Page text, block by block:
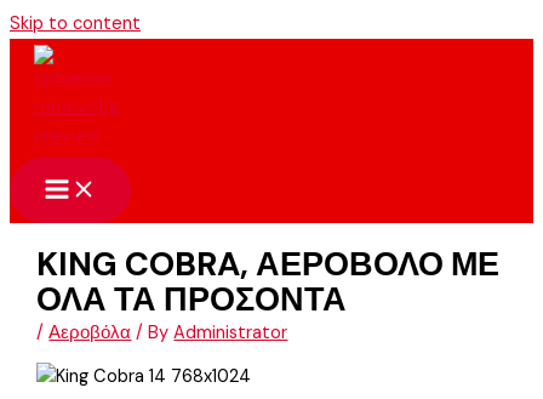
Skip to content
KING COBRA, ΑΕΡΟΒΟΛΟ ΜΕ
ΟΛΑ ΤΑ ΠΡΟΣΟΝΤΑ
/Αεροβόλα / ByAdministrator